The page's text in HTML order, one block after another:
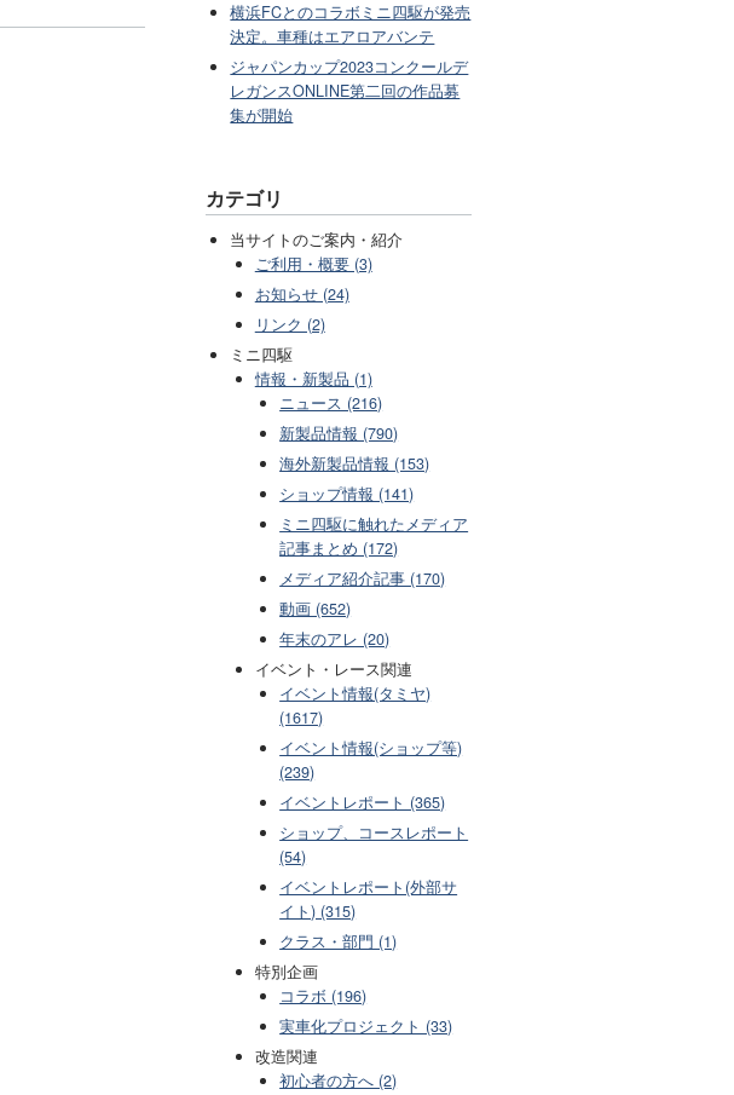
横浜FCとのコラボミニ四駆が発売
決定。車種はエアロアバンテ
ジャパンカップ2023コンクールデ
レガンスONLINE第二回の作品募
集が開始
カテゴリ
当サイトのご案内・紹介
ご利用・概要 (3)
お知らせ (24)
リンク (2)
ミニ四駆
情報・新製品 (1)
ニュース (216)
新製品情報 (790)
海外新製品情報 (153)
ショップ情報 (141)
ミニ四駆に触れたメディア
記事まとめ (172)
メディア紹介記事 (170)
動画 (652)
年末のアレ (20)
イベント・レース関連
イベント情報(タミヤ)
(1617)
イベント情報(ショップ等)
(239)
イベントレポート (365)
ショップ、コースレポート
(54)
イベントレポート(外部サ
イト) (315)
クラス・部門 (1)
特別企画
コラボ (196)
実車化プロジェクト (33)
改造関連
初心者の方へ (2)